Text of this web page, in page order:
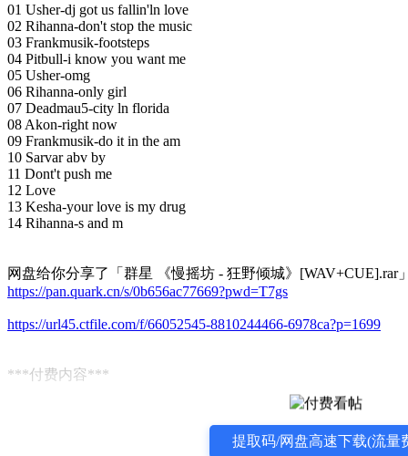
01 Usher-dj got us fallin'ln love
02 Rihanna-don't stop the music
03 Frankmusik-footsteps
04 Pitbull-i know you want me
05 Usher-omg
06 Rihanna-only girl
07 Deadmau5-city ln florida
08 Akon-right now
09 Frankmusik-do it in the am
10 Sarvar abv by
11 Dont't push me
12 Love
13 Kesha-your love is my drug
14 Rihanna-s and m
网盘给你分享了「群星 《慢摇坊 - 狂野倾城》[WAV+CUE].rar
https://pan.quark.cn/s/0b656ac77669?pwd=T7gs
https://url45.ctfile.com/f/66052545-8810244466-6978ca?p=1699
***付费内容***
提取码/网盘高速下载(流量